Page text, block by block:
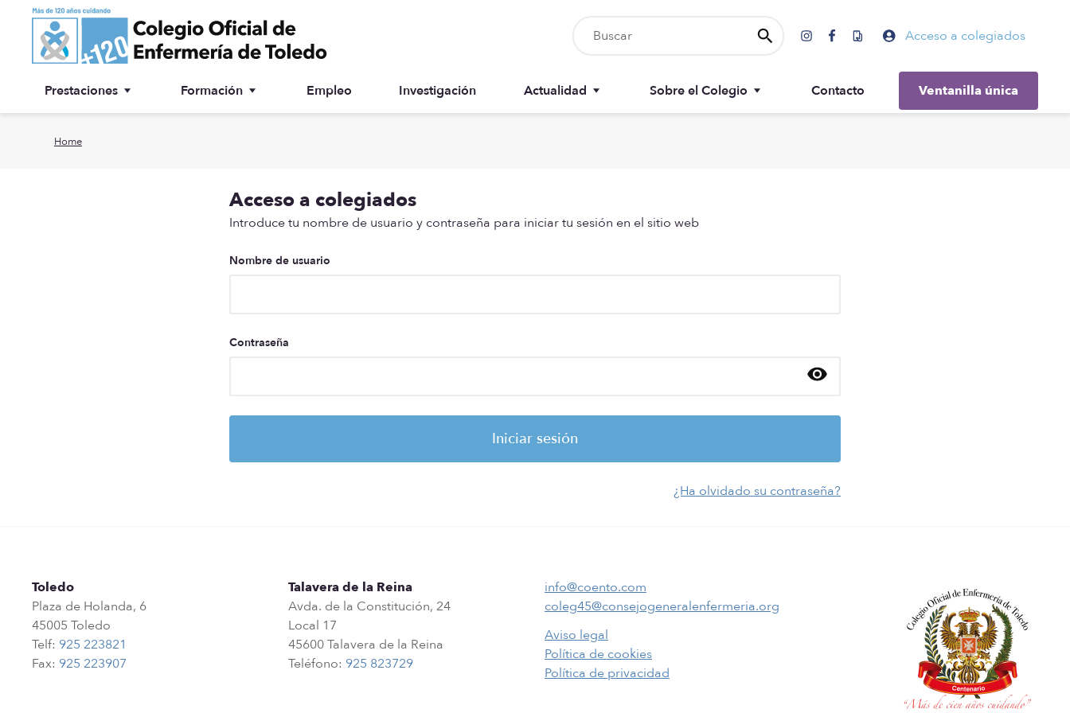
Ir a contenido principal Acceso a colegiados
Prestaciones Formación Empleo Investigación Actualidad Sobre el Colegio Contacto Ventanilla única
Home
Acceso a colegiados
Introduce tu nombre de usuario y contraseña para iniciar tu sesión en el sitio web
Nombre de usuario
Contraseña
¿Ha olvidado su contraseña?
Toledo
Plaza de Holanda, 6
45005 Toledo
Telf: 925 223821
Fax: 925 223907
Talavera de la Reina
Avda. de la Constitución, 24
Local 17
45600 Talavera de la Reina
Teléfono: 925 823729
info@coento.com
coleg45@consejogeneralenfermeria.org
Aviso legal
Política de cookies
Política de privacidad